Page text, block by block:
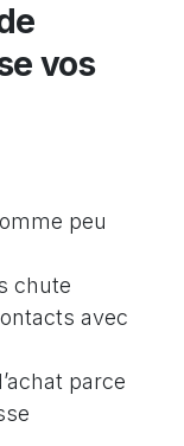
vos
peu
chute
avec
parce